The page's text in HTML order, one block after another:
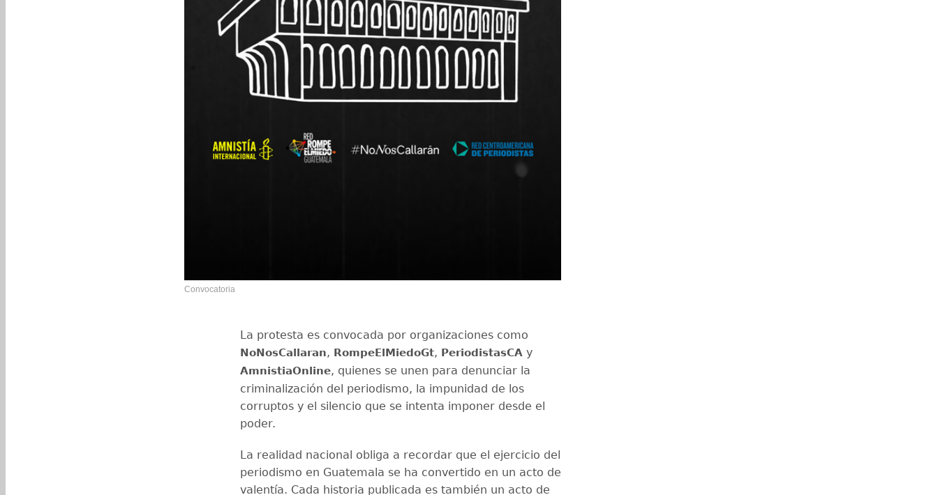
Convocatoria
La protesta es convocada por organizaciones como
NoNosCallaran, RompeElMiedoGt, PeriodistasCA y
AmnistiaOnline, quienes se unen para denunciar la
criminalización del periodismo, la impunidad de los
corruptos y el silencio que se intenta imponer desde el
poder.
La realidad nacional obliga a recordar que el ejercicio del
periodismo en Guatemala se ha convertido en un acto de
valentía. Cada historia publicada es también un acto de